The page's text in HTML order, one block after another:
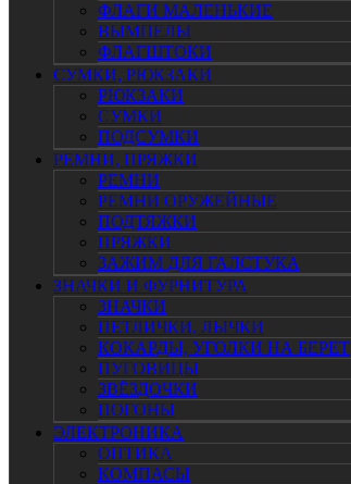
ФЛАГИ МАЛЕНЬКИЕ
ВЫМПЕЛЫ
ФЛАГШТОКИ
СУМКИ, РЮКЗАКИ
РЮКЗАКИ
СУМКИ
ПОДСУМКИ
РЕМНИ, ПРЯЖКИ
РЕМНИ
РЕМНИ ОРУЖЕЙНЫЕ
ПОДТЯЖКИ
ПРЯЖКИ
ЗАЖИМ ДЛЯ ГАЛСТУКА
ЗНАЧКИ И ФУРНИТУРА
ЗНАЧКИ
ПЕТЛИЧКИ, ЛЫЧКИ
КОКАРДЫ, УГОЛКИ НА БЕРЕТ
ПУГОВИЦЫ
ЗВЁЗДОЧКИ
ПОГОНЫ
ЭЛЕКТРОНИКА
ОПТИКА
КОМПАСЫ